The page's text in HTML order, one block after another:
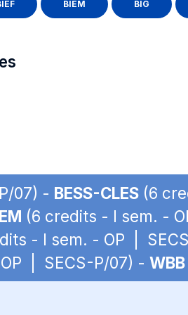
BIEM BIG
07) - BESS-CLES (6
(6 credits - I sem. -
- I sem. - OP |
| SECS-P/07) - WBB